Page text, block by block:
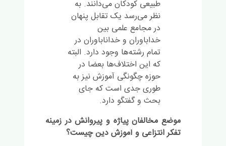
طبیعی کودکان می‌دانند. به
نظر می‌‌رسد یک تقابل پنهان
در مجامع علمی بین
خداباوران و خداناباوران در
تمام رشته‌ها وجود دارد. البته
که این اختلاف‌ها بعضا در
حوزه چگونگی آموزش نیز به
طوری جدی است که جای
بحث و گفتگو دارد.
موضع مخالفان پیاژه و پیروانش در زمینه
تفکر انتزاعی و آموزش دین چیست؟